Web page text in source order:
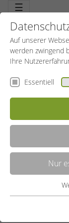
☰
Auf unserer
werden zwingend
Ihre
Essentiell
Nur
Essentielle